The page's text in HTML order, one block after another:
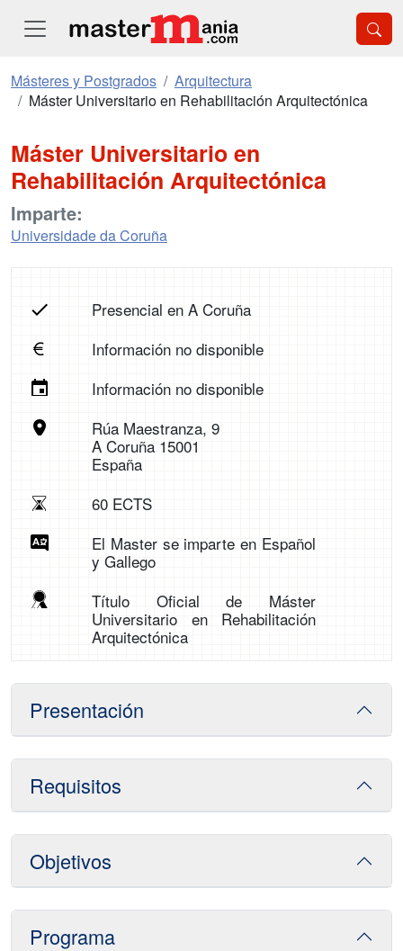
Másteres y Postgrados
Arquitectura
Máster Universitario en Rehabilitación Arquitectónica
Máster Universitario en
Rehabilitación Arquitectónica
Imparte:
Universidade da Coruña
Presencial en A Coruña
Información no disponible
Información no disponible
Rúa Maestranza, 9
A Coruña 15001
España
60 ECTS
El Master se imparte en Español
y Gallego
Título Oficial de Máster
Universitario en Rehabilitación
Arquitectónica
Presentación
Requisitos
Objetivos
Programa